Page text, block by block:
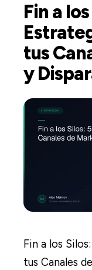
Fin a
tus
y
Fin a los
tus Canales